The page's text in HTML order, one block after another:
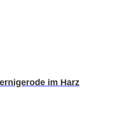
im Harz